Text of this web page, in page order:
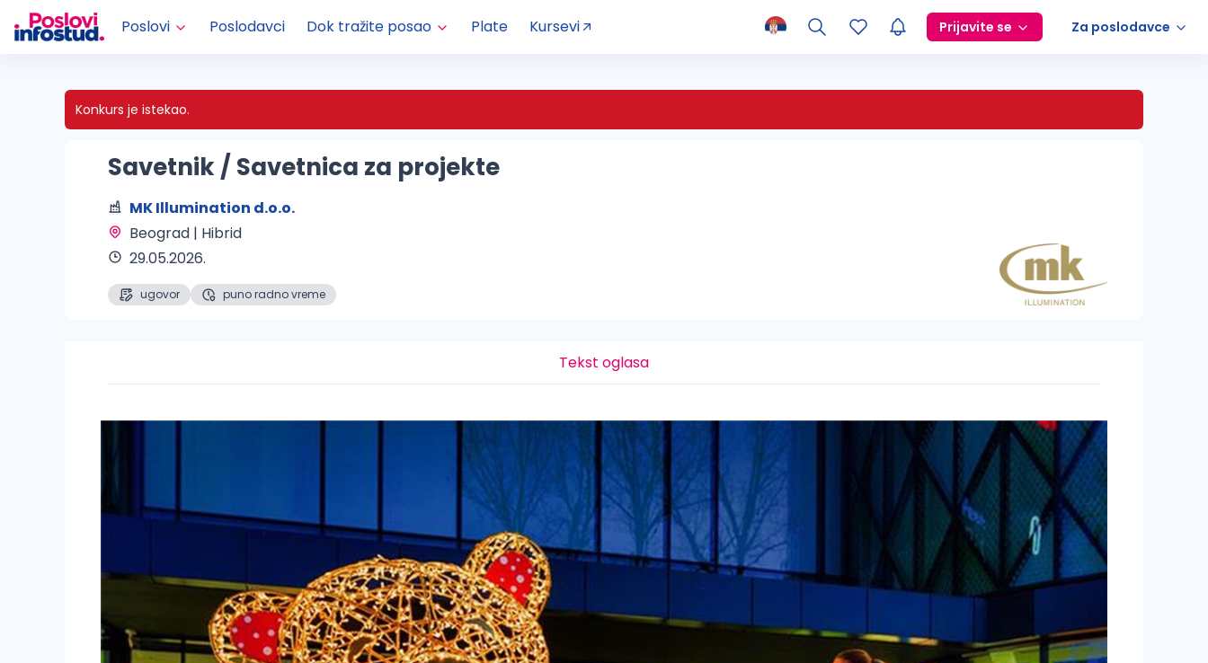
Poslovi Poslodavci Dok tražite posao Plate Kursevi Prijavite se Za poslodavce
Konkurs je istekao.
Savetnik / Savetnica za projekte
MK Illumination d.o.o.
Beograd | Hibrid
29.05.2026.
ugovor puno radno vreme
Tekst oglasa